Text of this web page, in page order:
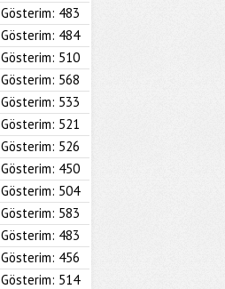
Gösterim: 483
Gösterim: 484
Gösterim: 510
Gösterim: 568
Gösterim: 533
Gösterim: 521
Gösterim: 526
Gösterim: 450
Gösterim: 504
Gösterim: 583
Gösterim: 483
Gösterim: 456
Gösterim: 514